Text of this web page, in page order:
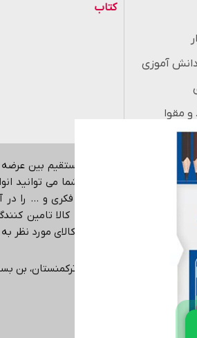
آموزی
و مقوا
کتاب
با هدف ایجاد ارتباط مستقیم بین
های اینترنتی می باشد.
شما می توانید
های کمک آموزشی، بازی فکری و … را در
در حوزه های مختلف کالا تامین
را می دهد که دقیقا همان کالای مورد
مطهری، انتهاي خیابان ترکمنستان، بن بست کاج،